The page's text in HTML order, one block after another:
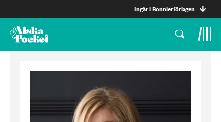
Ingår i Bonnierförlagen